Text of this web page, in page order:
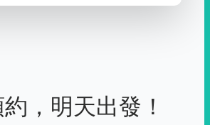
，明天出發！